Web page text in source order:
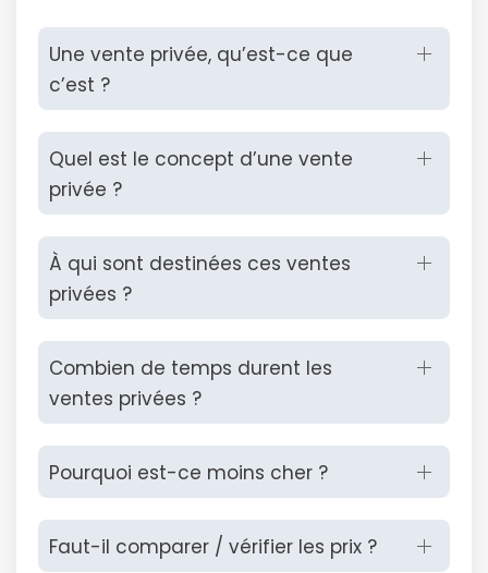
Une vente privée, qu’est-ce que
c’est ?
Quel est le concept d’une vente
privée ?
À qui sont destinées ces ventes
privées ?
Combien de temps durent les
ventes privées ?
Pourquoi est-ce moins cher ?
Faut-il comparer / vérifier les prix ?